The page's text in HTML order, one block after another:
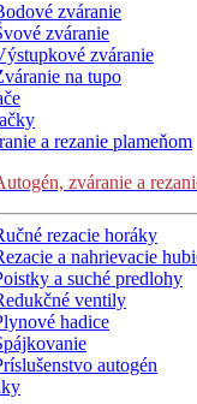
zváranie
zváranie
zváranie
na tupo
a rezanie plameňom
zváranie a
rezacie horáky
a nahrievacie
a suché predlohy
ventily
hadice
autogén